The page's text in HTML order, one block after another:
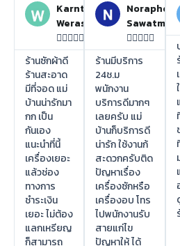
Karnthida
Weraswsthada

ร้านซักผ้าดี
ร้านสะอาด
มีที่จอด แม่
บ้านน่ารักมา
กก เป็น
กันเอง
แนะนำที่นี้
เครื่องเยอะ
แล้วช่อง
ทางการ
ชำระเงิน
เยอะ ไม่ต้อง
แลกเหรียญ
ก็สามารถ
Noraphon

ร้านมีบริการ
24ช.ม
พนักงาน
บริการดีมากๆ
เลยครับ แม่
บ้านก็บริการดี
น่ารัก ใช้งานก้
สะดวกครับติด
ปัญหาเรื่อง
เครื่องซักหรือ
เครื่องอบ โทร
ไปพนักงานรับ
สายแก่ไข
ปัญหาให้ ได้